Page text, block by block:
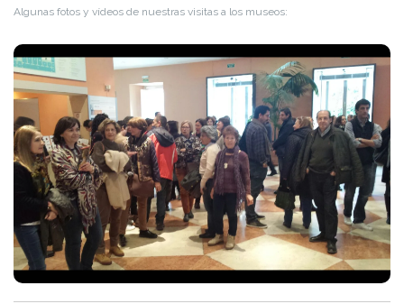
Algunas fotos y vídeos de nuestras visitas a los museos: